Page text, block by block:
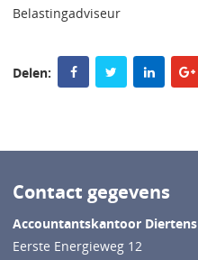
Belastingadviseur
Delen:
Contact gegevens
Accountantskantoor Diertens
Eerste Energieweg 12